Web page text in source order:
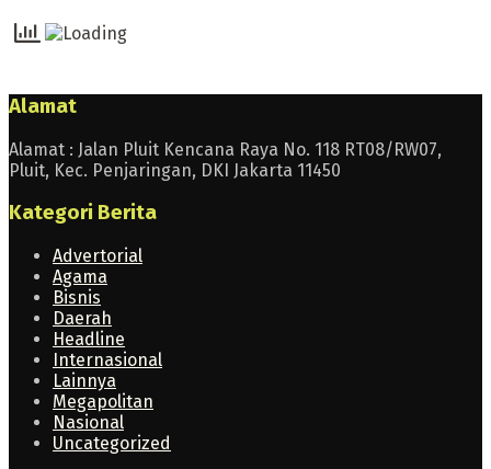
Alamat
Alamat : Jalan Pluit Kencana Raya No. 118 RT08/RW07,
Pluit, Kec. Penjaringan, DKI Jakarta 11450
Kategori Berita
Advertorial
Agama
Bisnis
Daerah
Headline
Internasional
Lainnya
Megapolitan
Nasional
Uncategorized